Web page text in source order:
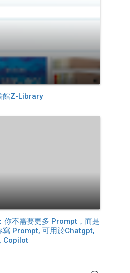
館Z-Library
你不需要更多 Prompt，而是
寫 Prompt, 可用於Chatgpt,
Copilot